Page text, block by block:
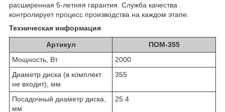
расширенная 5-летняя гарантия. Служба качества
контролирует процесс производства на каждом этапе.
Техническая информация
Артикул
ПОМ-355
Мощность, Вт
2000
Диаметр диска (в комплект
не входит), мм
355
Посадочный диаметр диска,
мм
25.4